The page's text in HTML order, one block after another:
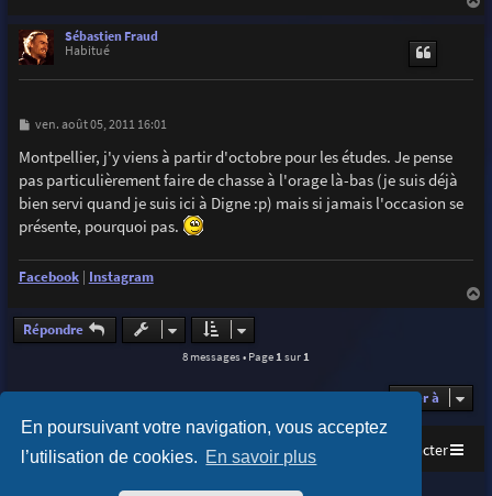
En poursuivant votre navigation, vous acceptez
l’utilisation de cookies. En savoir plus
Sébastien Fraud
Habitué
M
s
s
a
e
ven. août 05, 2011 16:01
Montpellier, j'y viens à partir d'octobre pour les études. Je pense
pas particulièrement faire de chasse à l'orage là-bas (je suis déjà
bien servi quand je suis ici à Digne :p) mais si jamais l'occasion se
présente, pourquoi pas.
Facebook| Instagram
a
Répondre
8 messages • Page1sur1
Aller à
Accueil Index du forum Nous contacter
Purplexion style byIan Bradley